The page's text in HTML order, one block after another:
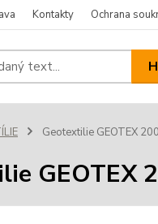
Kontakty Ochrana
Geotextilie GEOTEX
GEOTEX